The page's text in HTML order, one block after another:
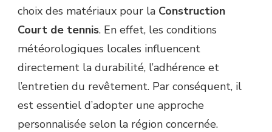
MATÉRIAUX
UN
COURT
TENNIS
?
choix des matériaux pour la Construction
Court de tennis. En effet, les conditions
météorologiques locales influencent
directement la durabilité, l’adhérence et
l’entretien du revêtement. Par conséquent, il
est essentiel d’adopter une approche
personnalisée selon la région concernée.